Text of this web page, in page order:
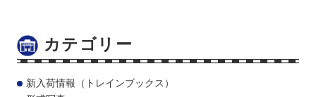
カテゴリー
新入荷情報（トレインブックス）